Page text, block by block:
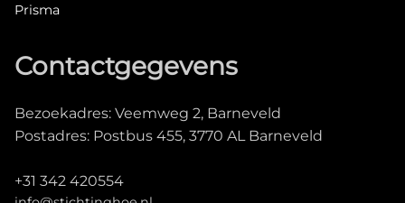
Prisma
Contactgegevens
Bezoekadres: Veemweg 2, Barneveld
Postadres: Postbus 455, 3770 AL Barneveld
+31 342 420554